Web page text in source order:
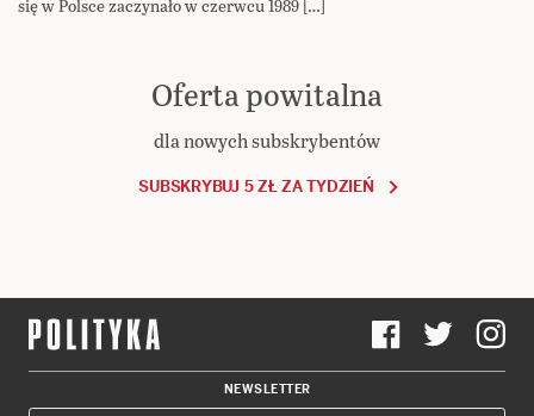
się w Polsce zaczynało w czerwcu 1989 […]
Oferta powitalna
dla nowych subskrybentów
SUBSKRYBUJ 5 ZŁ ZA TYDZIEŃ
NEWSLETTER